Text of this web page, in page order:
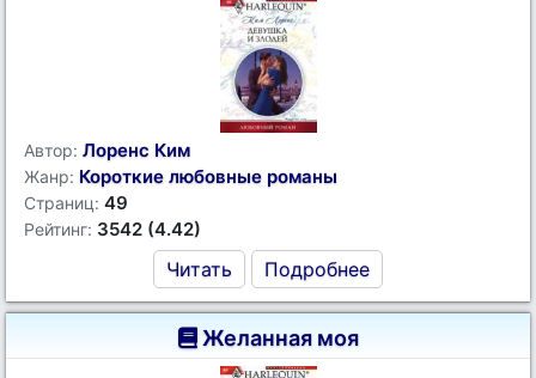
Автор: Лоренс Ким
Жанр: Короткие любовные романы
Страниц: 49
Рейтинг: 3542 (4.42)
Читать Подробнее
Желанная моя